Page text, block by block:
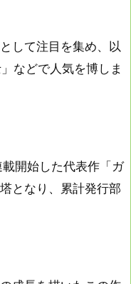
して注目を集め、以
などで人気を博しま
開始した代表作「ガ
となり、累計発行部